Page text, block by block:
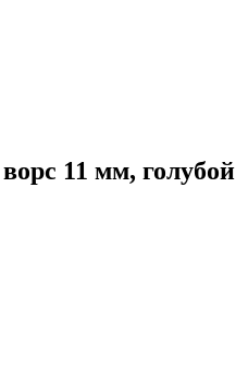
11 мм, голубой